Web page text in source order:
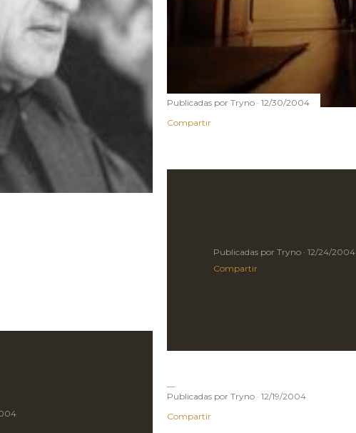
Publicadas por Tryno 12/30/2004
Compartir
Publicadas por Tryno 12/24/2004
Compartir
Publicadas por Tryno 12/19/2004
Compartir